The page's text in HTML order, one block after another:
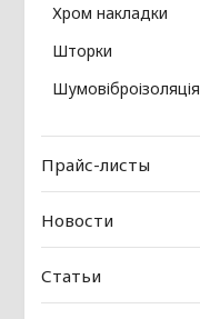
Хром накладки
Шторки
Шумовіброізоляція
Прайс-листы
Новости
Статьи